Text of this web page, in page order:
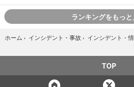
ランキングをもっ
ホーム › インシデント・事故 › インシデント・
TOP